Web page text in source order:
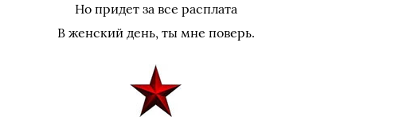
Но придет за все расплата
В женский день, ты мне поверь.